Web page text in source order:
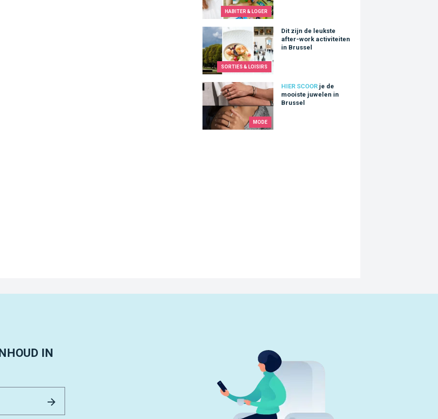
HABITER & LOGER
SORTIES & LOISIRS
Dit zijn de leukste
after-work activiteiten
in Brussel
Dit zijn de leukste after-work activiteiten in Brussel
MODE
HIER SCOOR je de
mooiste juwelen in
Brussel
je de mooiste juwelen in Brussel
IN